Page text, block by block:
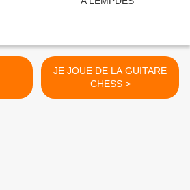
JE JOUE DE LA GUITARE
CHESS >